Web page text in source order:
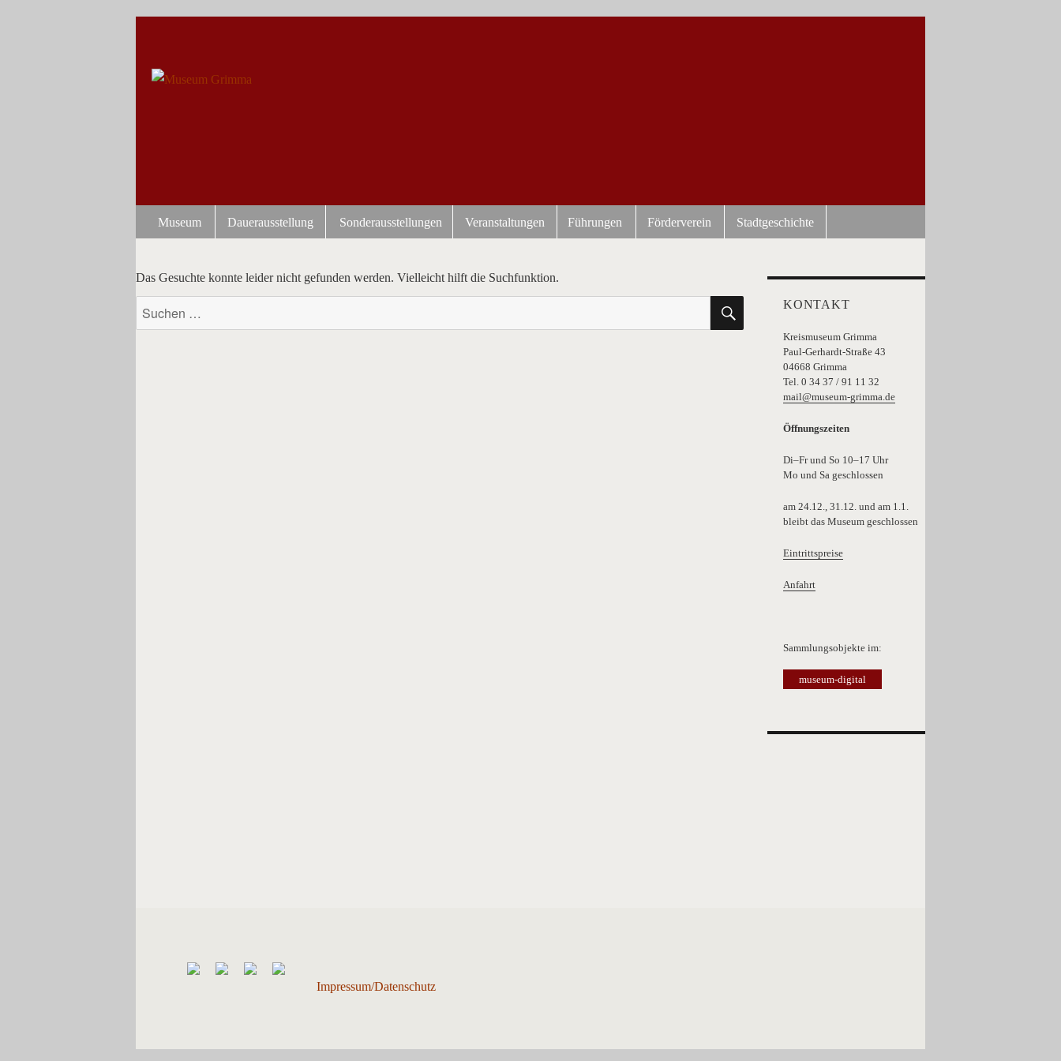
Museum Dauerausstellung Sonderausstellungen Veranstaltungen Führungen Förderverein Stadtgeschichte
Das Gesuchte konnte leider nicht gefunden werden. Vielleicht hilft die Suchfunktion.
Suchen
nach:
SUCHENKONTAKT
Kreismuseum Grimma
Paul-Gerhardt-Straße 43
04668 Grimma
Tel. 0 34 37 / 91 11 32
mail@museum-grimma.de
Öffnungszeiten
Di–Fr und So 10–17 Uhr
Mo und Sa geschlossen
am 24.12., 31.12. und am 1.1.
bleibt das Museum geschlossen
Eintrittspreise
Anfahrt
Sammlungsobjekte im:
museum-digital
Impressum/Datenschutz